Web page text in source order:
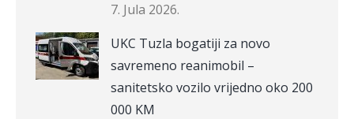
7. Jula 2026.
UKC Tuzla bogatiji za novo
savremeno reanimobil –
sanitetsko vozilo vrijedno oko 200
000 KM